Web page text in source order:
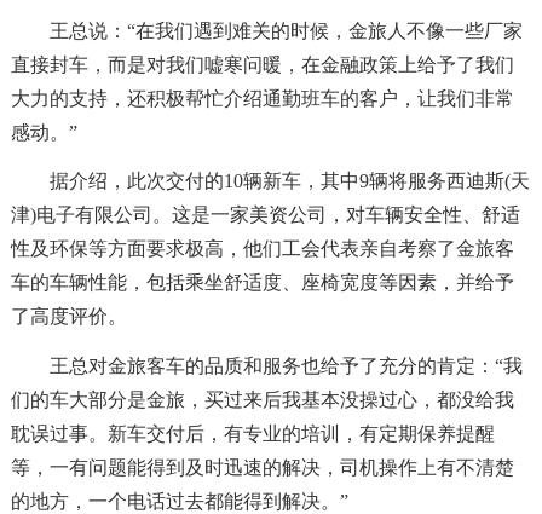
王总说：“在我们遇到难关的时候，金旅人不像一些厂家
直接封车，而是对我们嘘寒问暖，在金融政策上给予了我们
大力的支持，还积极帮忙介绍通勤班车的客户，让我们非常
感动。”
据介绍，此次交付的10辆新车，其中9辆将服务西迪斯(天
津)电子有限公司。这是一家美资公司，对车辆安全性、舒适
性及环保等方面要求极高，他们工会代表亲自考察了金旅客
车的车辆性能，包括乘坐舒适度、座椅宽度等因素，并给予
了高度评价。
王总对金旅客车的品质和服务也给予了充分的肯定：“我
们的车大部分是金旅，买过来后我基本没操过心，都没给我
耽误过事。新车交付后，有专业的培训，有定期保养提醒
等，一有问题能得到及时迅速的解决，司机操作上有不清楚
的地方，一个电话过去都能得到解决。”